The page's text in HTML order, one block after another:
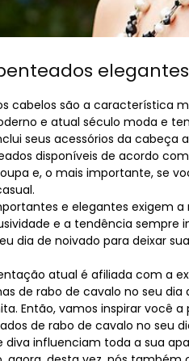
cabelos são a característica
e atual século moda e
seus acessórios da cabeça
disponíveis de acordo
e, o mais importante, se
e elegantes exigem
e a tendência sempre
dia de noivado para deixar
atual é afiliada com a
de rabo de cavalo no seu dia
Então, vamos inspirar você
de rabo de cavalo no seu
diva influenciam toda a sua